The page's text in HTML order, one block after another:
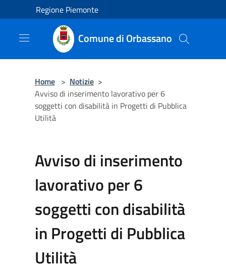
Salta al contenuto principale
Regione Piemonte
Comune di Orbassano
Home > Notizie >
Avviso di inserimento lavorativo per 6
soggetti con disabilità in Progetti di Pubblica
Utilità
Avviso di inserimento
lavorativo per 6
soggetti con disabilità
in Progetti di Pubblica
Utilità